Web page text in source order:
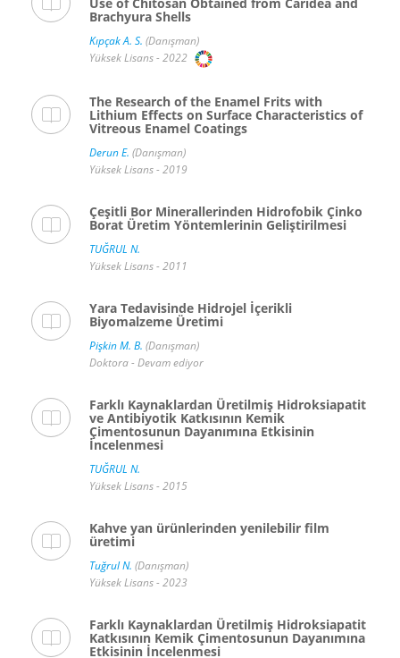
Use of Chitosan Obtained from Caridea and
Brachyura Shells
Kıpçak A. S. (Danışman)
Yüksek Lisans - 2022
The Research of the Enamel Frits with
Lithium Effects on Surface Characteristics of
Vitreous Enamel Coatings
Derun E. (Danışman)
Yüksek Lisans - 2019
Çeşitli Bor Minerallerinden Hidrofobik Çinko
Borat Üretim Yöntemlerinin Geliştirilmesi
TUĞRUL N.
Yüksek Lisans - 2011
Yara Tedavisinde Hidrojel İçerikli
Biyomalzeme Üretimi
Pişkin M. B. (Danışman)
Doktora - Devam ediyor
Farklı Kaynaklardan Üretilmiş Hidroksiapatit
ve Antibiyotik Katkısının Kemik
Çimentosunun Dayanımına Etkisinin
İncelenmesi
TUĞRUL N.
Yüksek Lisans - 2015
Kahve yan ürünlerinden yenilebilir film
üretimi
Tuğrul N. (Danışman)
Yüksek Lisans - 2023
Farklı Kaynaklardan Üretilmiş Hidroksiapatit
Katkısının Kemik Çimentosunun Dayanımına
Etkisinin İncelenmesi